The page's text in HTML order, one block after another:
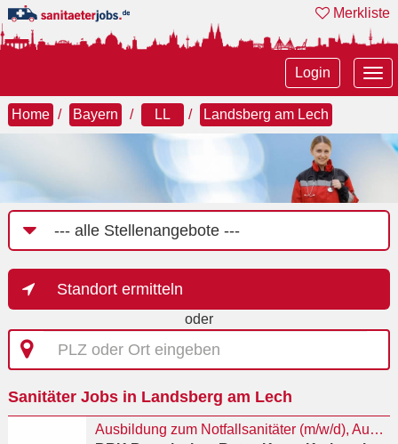
Merkliste
Login
Home Bayern LL Landsberg am Lech
Job-
Kategorie
Standort ermitteln
oder
PLZ
oder
eingeben
Sanitäter Jobs in Landsberg am Lech
Ausbildung zum Notfallsanitäter (m/w/d), Ausbildungsbeginn Oktober 2027